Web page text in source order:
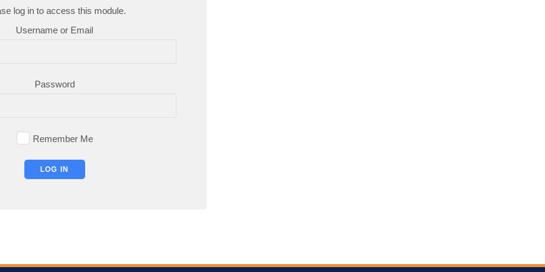
log in to access this module.
Username or Email
Password
Remember Me